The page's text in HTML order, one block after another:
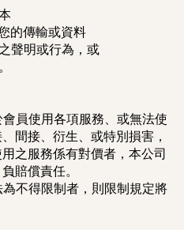
的傳輸或資料
聲明或行為，或
員使用各項服務、或無法使
間接、衍生、或特別損害，
之服務係有對價者，本公司
賠償責任。
不得限制者，則限制規定將